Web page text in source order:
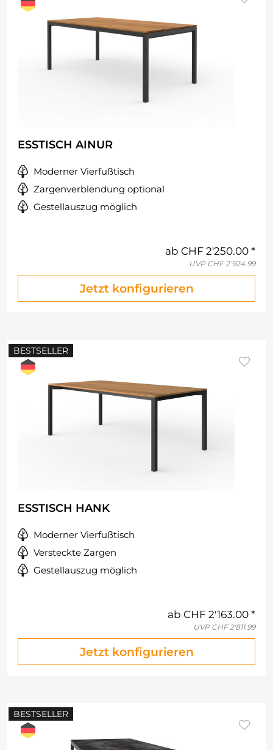
ESSTISCH AINUR
Moderner Vierfußtisch
Zargenverblendung optional
Gestellauszug möglich
ab CHF 2'250.00
UVP CHF 2'924.99
Jetzt konfigurieren
BESTSELLER
ESSTISCH HANK
Moderner Vierfußtisch
Versteckte Zargen
Gestellauszug möglich
ab CHF 2'163.00
UVP CHF 2'811.99
Jetzt konfigurieren
BESTSELLER